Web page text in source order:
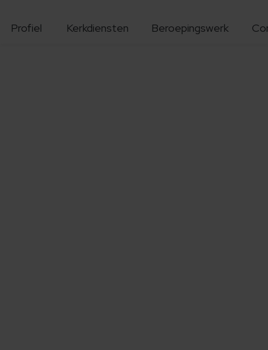
Profiel Kerkdiensten Beroepingswerk